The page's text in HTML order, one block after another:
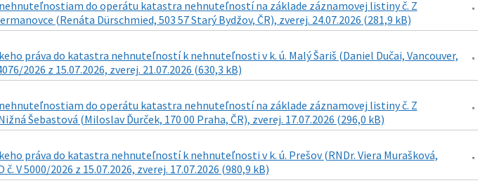
do operátu katastra nehnuteľností na základe záznamovej listiny č. Z
(Renáta Dürschmied, 503 57 Starý Bydžov, ČR), zverej. 24.07.2026 (281,9 kB)
práva do katastra nehnuteľností k nehnuteľnosti v k. ú. Malý Šariš (Daniel Dučai, Vancouver,
2026 z 15.07.2026, zverej. 21.07.2026 (630,3 kB)
do operátu katastra nehnuteľností na základe záznamovej listiny č. Z
Šebastová (Miloslav Ďurček, 170 00 Praha, ČR), zverej. 17.07.2026 (296,0 kB)
práva do katastra nehnuteľností k nehnuteľnosti v k. ú. Prešov (RNDr. Viera Murašková,
V 5000/2026 z 15.07.2026, zverej. 17.07.2026 (980,9 kB)